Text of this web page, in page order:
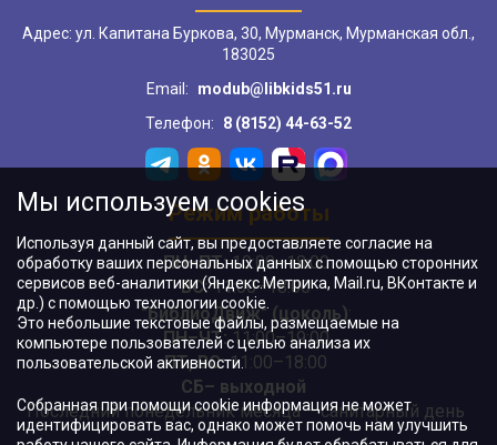
Адрес: ул. Капитана Буркова, 30, Мурманск, Мурманская обл.,
183025
Email:
modub@libkids51.ru
Телефон:
8 (8152) 44-63-52
Режим работы
ПН–ПТ:10:00–18:00
ВС:11:00–18:00
"БиблиоДвиж" (цоколь):
ПН–ЧТ:11:00–19:00
ПТ, ВС:11:00–18:00
СБ– выходной
Последний понедельник месяца – санитарный день
Мы используем cookies
Используя данный сайт, вы предоставляете согласие на
обработку ваших персональных данных с помощью сторонних
сервисов веб-аналитики (Яндекс.Метрика, Mail.ru, ВКонтакте и
др.) с помощью технологии cookie.
Это небольшие текстовые файлы, размещаемые на
компьютере пользователей с целью анализа их
пользовательской активности.
Собранная при помощи cookie информация не может
идентифицировать вас, однако может помочь нам улучшить